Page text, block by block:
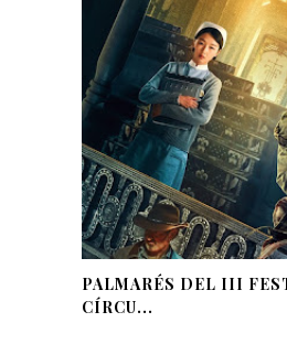
PALMARÉS DEL III
CÍRCU...